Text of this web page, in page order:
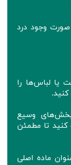
ویژه در صورت وجود درد
یا لباس‌ها را
کنید.
وسیع
تا مطمئن
ماده اصلی